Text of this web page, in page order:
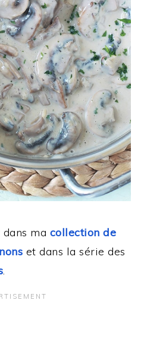
ma collection de
et dans la série des
.